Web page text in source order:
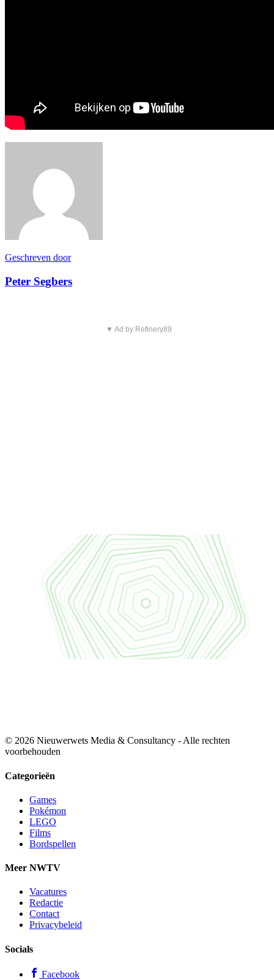
Geschreven door
Peter Segbers
▼ Ad by Refinery89
© 2026 Nieuwerwets Media & Consultancy - Alle rechten
voorbehouden
Categorieën
Games
Pokémon
LEGO
Films
Bordspellen
Meer NWTV
Vacatures
Redactie
Contact
Privacybeleid
Socials
Facebook